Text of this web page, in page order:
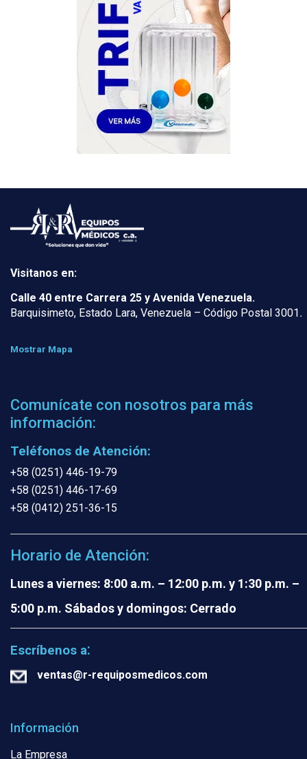
Visitanos en:
Calle 40 entre Carrera 25 y Avenida Venezuela.
Barquisimeto, Estado Lara, Venezuela – Código Postal 3001.
Mostrar Mapa
Comunícate con nosotros para más
información:
Teléfonos de Atención:
+58 (0251) 446-19-79
+58 (0251) 446-17-69
+58 (0412) 251-36-15
Horario de Atención:
Lunes a viernes: 8:00 a.m. – 12:00 p.m. y 1:30 p.m. –
5:00 p.m. Sábados y domingos: Cerrado
Escríbenos a:
ventas@r-requiposmedicos.com
Información
La Empresa